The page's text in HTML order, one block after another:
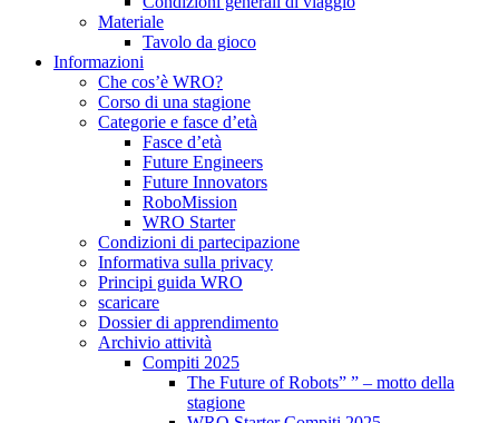
Materiale
Tavolo da gioco
Informazioni
Che cos’è WRO?
Corso di una stagione
Categorie e fasce d’età
Fasce d’età
Future Engineers
Future Innovators
RoboMission
WRO Starter
Condizioni di partecipazione
Informativa sulla privacy
Principi guida WRO
scaricare
Dossier di apprendimento
Archivio attività
Compiti 2025
The Future of Robots” ” – motto della
stagione